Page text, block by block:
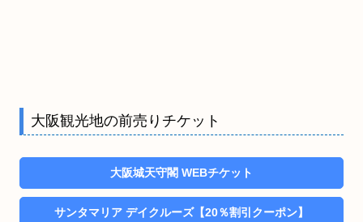
大阪観光地の前売りチケット
大阪城天守閣 WEBチケット
サンタマリア デイクルーズ【20％割引クーポン】